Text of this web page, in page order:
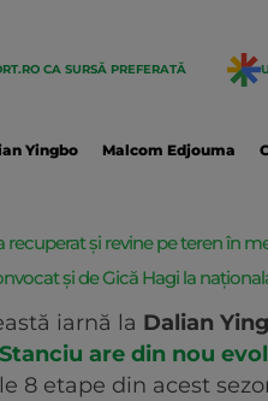
CA SURSĂ PREFERATĂ
Yingbo Malcom Edjouma
recuperat și revine pe teren în
și de Gică Hagi la
iarnă la Dalian
are din nou
8 etape din acest